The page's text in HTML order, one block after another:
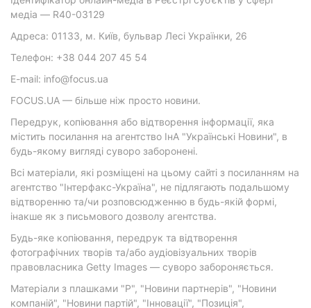
медіа — R40-03129
Адреса: 01133, м. Київ, бульвар Лесі Українки, 26
Телефон: +38 044 207 45 54
E-mail: info@focus.ua
FOCUS.UA — більше ніж просто новини.
Передрук, копіювання або відтворення інформації, яка
містить посилання на агентство ІнА "Українські Новини", в
будь-якому вигляді суворо заборонені.
Всі матеріали, які розміщені на цьому сайті з посиланням на
агентство "Інтерфакс-Україна", не підлягають подальшому
відтворенню та/чи розповсюдженню в будь-якій формі,
інакше як з письмового дозволу агентства.
Будь-яке копіювання, передрук та відтворення
фотографічних творів та/або аудіовізуальних творів
правовласника Getty Images — суворо забороняється.
Матеріали з плашками "Р", "Новини партнерів", "Новини
компаній", "Новини партій", "Інновації", "Позиція",